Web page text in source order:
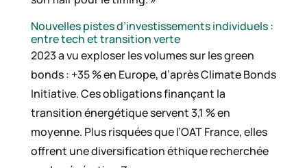
Nouvelles pistes d’investissements individuels :
entre tech et transition verte
2023 a vu exploser les volumes sur les green
bonds : +35 % en Europe, d’après Climate Bonds
Initiative. Ces obligations finançant la
transition énergétique servent 3,1 % en
moyenne. Plus risquées que l’OAT France, elles
offrent une diversification éthique recherchée